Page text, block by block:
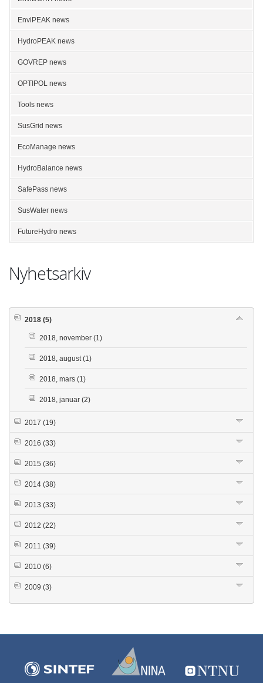
EnviPEAK news
HydroPEAK news
GOVREP news
OPTIPOL news
Tools news
SusGrid news
EcoManage news
HydroBalance news
SafePass news
SusWater news
FutureHydro news
Nyhetsarkiv
2018 (5)
2018, november (1)
2018, august(1)
2018, mars (1)
2018, januar (2)
2017 (19)
2016 (33)
2015 (36)
2014 (38)
2013 (33)
2012 (22)
2011 (39)
2010 (6)
2009 (3)